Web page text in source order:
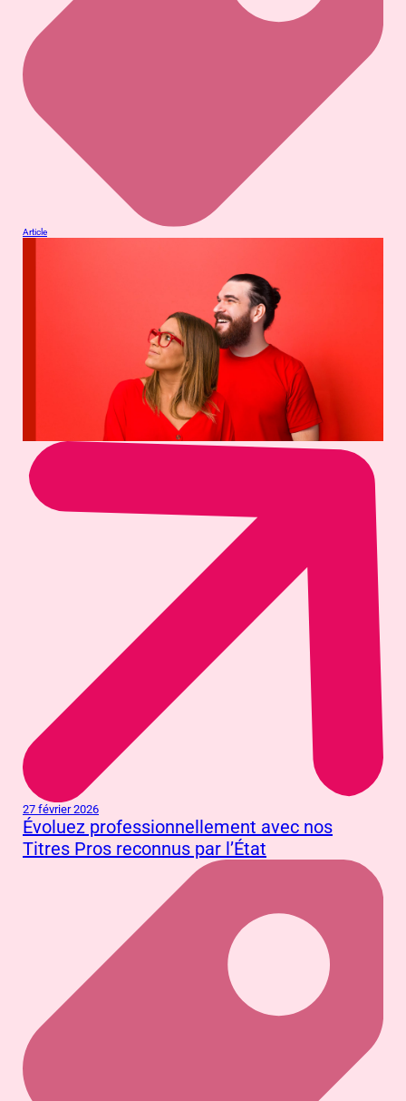
Article
27 février 2026
Évoluez professionnellement avec nos
Titres Pros reconnus par l’État